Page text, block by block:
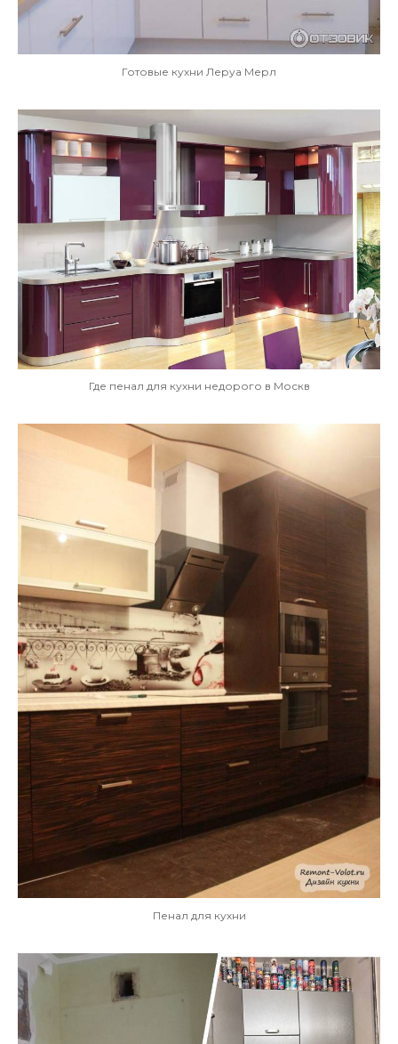
Готовые кухни Леруа Мерл
Где пенал для кухни недорого в Москв
Пенал для кухни